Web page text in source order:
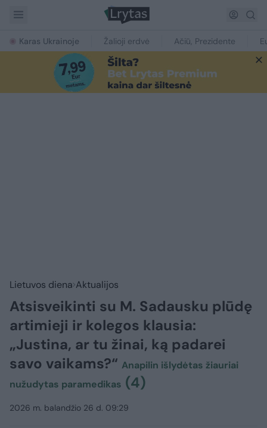
Karas Ukrainoje Žalioji erdvė Ačiū, Prezidente
Lietuvos diena Aktualijos
Atsisveikinti su M. Sadausku plūdę
artimieji ir kolegos klausia:
„Justina, ar tu žinai, ką padarei
savo vaikams?“ Anapilin išlydėtas žiauriai
nužudytas paramedikas (4)
2026 m. balandžio 26 d. 09:29